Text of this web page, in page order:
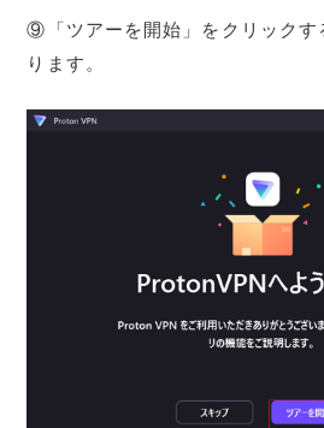
⑨「ツアーを開始」をクリックす
ります。